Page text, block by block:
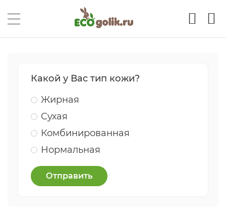
Какой у Вас тип кожи?
Жирная
Сухая
Комбинированная
Нормальная
Отправить